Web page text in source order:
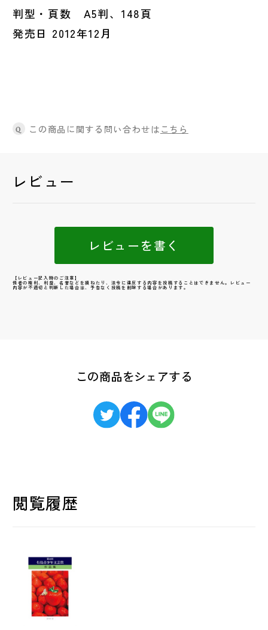
判型・頁数 A5判、148頁
発売日 2012年12月
Q この商品に関する問い合わせはこちら
レビュー
レビューを書く
【レビュー記入時のご注意】
他者の権利、利益、名誉などを損ねたり、法令に違反する内容を投稿することはできません。レビュー
内容が不適切と判断した場合は、予告なく投稿を削除する場合があります。
この商品をシェアする
閲覧履歴